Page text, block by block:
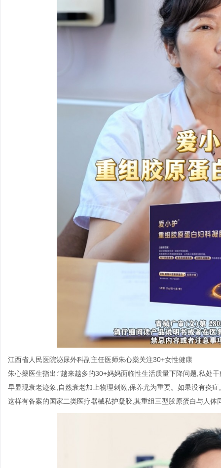
江西省人民医院泌尿外科副主任医师朱心燊关注30+女性健康
朱心燊医生指出:"越来越多的30+妈妈面临性生活质量下降问题,私处
早显现衰老迹象,自然衰老加上物理刺激,保养尤为重要。如果没有炎
这样有备案的国家二类医疗器械私护凝胶,其重组三型胶原蛋白与人